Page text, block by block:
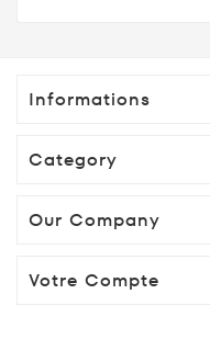
Informations
Category
Our Company
Votre Compte